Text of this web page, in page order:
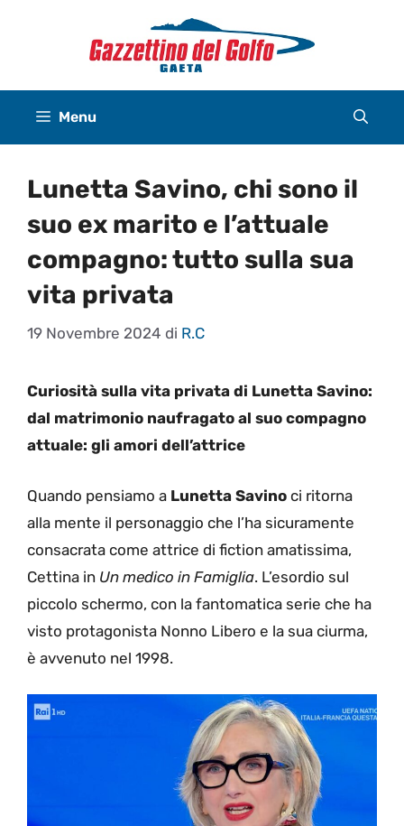
Menu
Lunetta Savino, chi sono il
suo ex marito e l’attuale
compagno: tutto sulla sua
vita privata
19 Novembre 2024 di R.C
Curiosità sulla vita privata di Lunetta Savino:
dal matrimonio naufragato al suo compagno
attuale: gli amori dell’attrice
Quando pensiamo a Lunetta Savino ci ritorna
alla mente il personaggio che l’ha sicuramente
consacrata come attrice di fiction amatissima,
Cettina in Un medico in Famiglia. L’esordio sul
piccolo schermo, con la fantomatica serie che ha
visto protagonista Nonno Libero e la sua ciurma,
è avvenuto nel 1998.